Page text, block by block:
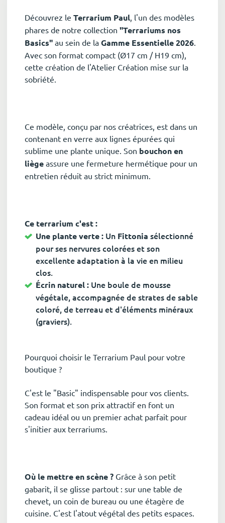
Découvrez le Terrarium Paul, l'un des modèles
phares de notre collection "Terrariums nos
Basics" au sein de la Gamme Essentielle 2026.
Avec son format compact (Ø17 cm / H19 cm),
cette création de l'Atelier Création mise sur la
sobriété.
Ce modèle, conçu par nos créatrices, est dans un
contenant en verre aux lignes épurées qui
sublime une plante unique. Son bouchon en
liège assure une fermeture hermétique pour un
entretien réduit au strict minimum.
Ce terrarium c'est :
Une plante verte : Un Fittonia sélectionné
pour ses nervures colorées et son
excellente adaptation à la vie en milieu
clos.
Écrin naturel : Une boule de mousse
végétale, accompagnée de strates de sable
coloré, de terreau et d'éléments minéraux
(graviers).
Pourquoi choisir le Terrarium Paul pour votre
boutique ?
C'est le "Basic" indispensable pour vos clients.
Son format et son prix attractif en font un
cadeau idéal ou un premier achat parfait pour
s'initier aux terrariums.
Où le mettre en scène ? Grâce à son petit
gabarit, il se glisse partout : sur une table de
chevet, un coin de bureau ou une étagère de
cuisine. C'est l'atout végétal des petits espaces.